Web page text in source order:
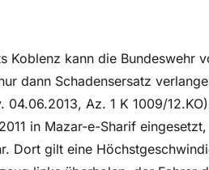
Koblenz kann die Bundeswehr
dann Schadensersatz
Az. 1 K 1009/
in Mazar-e-Sharif
Dort gilt eine